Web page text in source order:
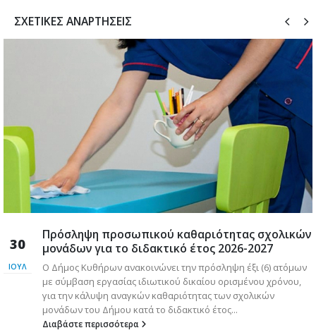
ΣΧΕΤΙΚΈΣ ΑΝΑΡΤΉΣΕΙΣ
30
ΙΟΎΛ
Πρόσληψη προσωπικού καθαριότητας σχολικών
μονάδων για το διδακτικό έτος 2026-2027
Ο Δήμος Κυθήρων ανακοινώνει την πρόσληψη έξι (6) ατόμων
με σύμβαση εργασίας ιδιωτικού δικαίου ορισμένου χρόνου,
για την κάλυψη αναγκών καθαριότητας των σχολικών
μονάδων του Δήμου κατά το διδακτικό έτος...
Διαβάστε περισσότερα